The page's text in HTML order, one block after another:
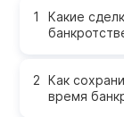
Какие
Как
время